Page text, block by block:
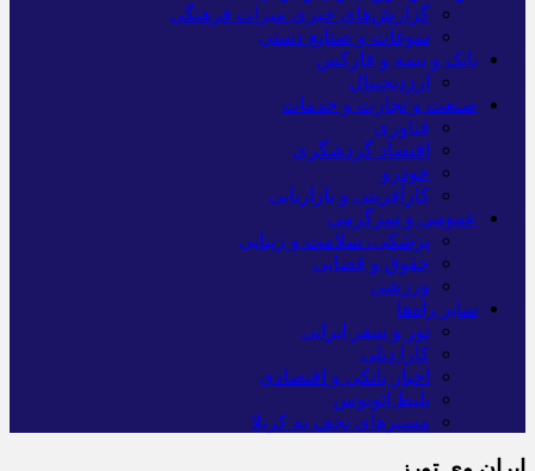
گزارش‌های خبری میراث فرهنگی
سوغات و صنایع دستی
بانک و بیمه و فارکس
ارزدیجیتال
صنعت و تجارت و خدمات
فناوری
اقتصاد گردشگری
خودرو
کارآفرینی و بازاریابی
عمومی و سرگرمی
پزشکی، سلامت و زیبایی
حقوق و قضایی
ورزشی
سایر راه‌ها
تور و سفر ایرانی
کارا دیلی
اخبار بانکی و اقتصادی
بلیط اتوبوس
مسیرهای نجف به کربلا